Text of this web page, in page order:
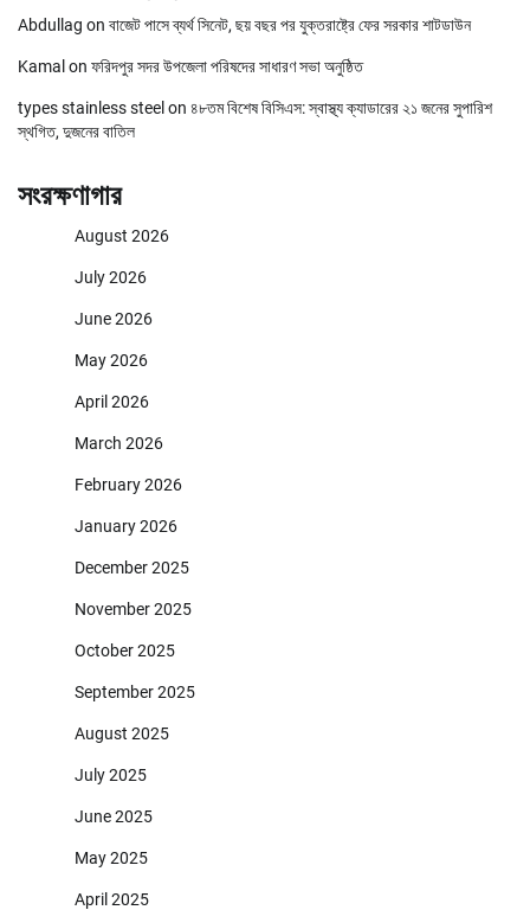
Abdullag on বাজেট পাসে ব্যর্থ সিনেট, ছয় বছর পর যুক্তরাষ্ট্রে ফের সরকার শাটডাউন
Kamal on ফরিদপুর সদর উপজেলা পরিষদের সাধারণ সভা অনুষ্ঠিত
types stainless steel on ৪৮তম বিশেষ বিসিএস: স্বাস্থ্য ক্যাডারের ২১ জনের সুপারিশ
স্থগিত, দুজনের বাতিল
সংরক্ষণাগার
August 2026
July 2026
June 2026
May 2026
April 2026
March 2026
February 2026
January 2026
December 2025
November 2025
October 2025
September 2025
August 2025
July 2025
June 2025
May 2025
April 2025